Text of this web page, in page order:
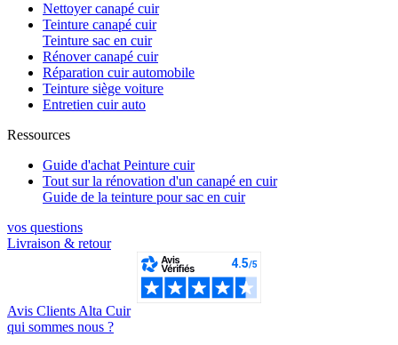
Nettoyer canapé cuir
Teinture canapé cuir
Teinture sac en cuir
Rénover canapé cuir
Réparation cuir automobile
Teinture siège voiture
Entretien cuir auto
Ressources
Guide d'achat Peinture cuir
Tout sur la rénovation d'un canapé en cuir
Guide de la teinture pour sac en cuir
vos questions​
Livraison & retour
Avis Clients Alta Cuir
qui sommes nous ?